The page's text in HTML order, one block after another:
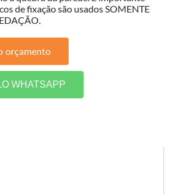
de fixação são usados SOMENTE
orçamento
WHATSAPP